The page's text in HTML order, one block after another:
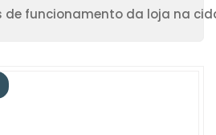
de funcionamento da loja na